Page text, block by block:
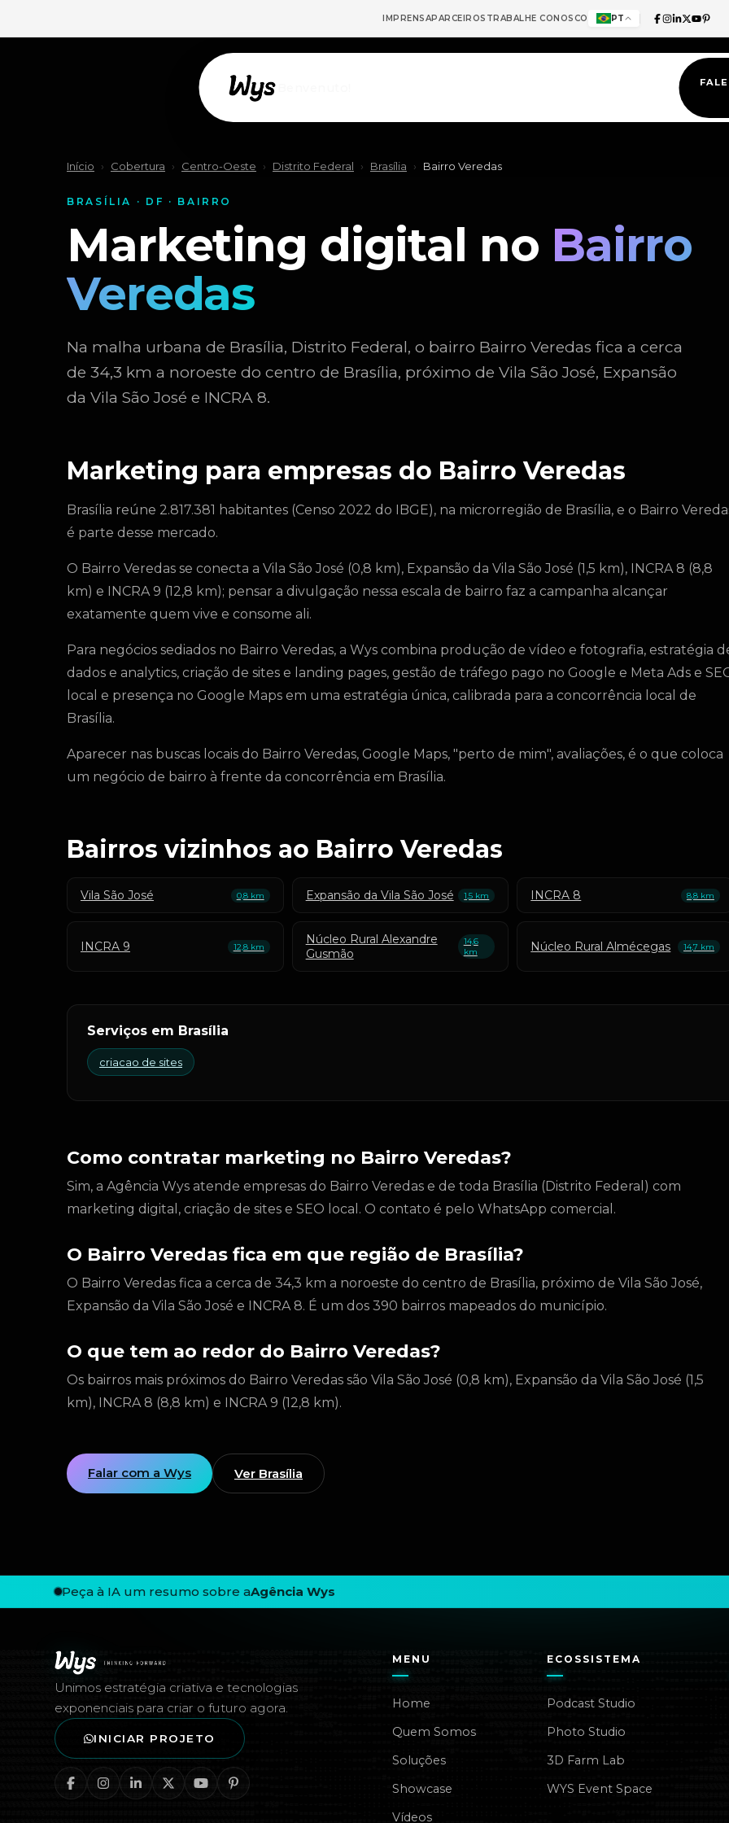
IMPRENSAPARCEIROS TRABALHE CONOSCO PT
Início › Cobertura › Centro-Oeste › Distrito Federal › Brasília › Bairro Veredas
BRASÍLIA · DF · BAIRRO
Marketing digital no Bairro
Veredas
Na malha urbana de Brasília, Distrito Federal, o bairro Bairro Veredas fica a cerca
de 34,3 km a noroeste do centro de Brasília, próximo de Vila São José, Expansão
da Vila São José e INCRA 8.
Marketing para empresas do Bairro Veredas
Brasília reúne 2.817.381 habitantes (Censo 2022 do IBGE), na microrregião de Brasília, e o Bairro
é parte desse mercado.
O Bairro Veredas se conecta a Vila São José (0,8 km), Expansão da Vila São José (1,5 km), INCRA 8 (8,8
km) e INCRA 9 (12,8 km); pensar a divulgação nessa escala de bairro faz a campanha alcançar
exatamente quem vive e consome ali.
Para negócios sediados no Bairro Veredas, a Wys combina produção de vídeo e fotografia, estratégia
dados e analytics, criação de sites e landing pages, gestão de tráfego pago no Google e Meta Ads e
local e presença no Google Maps em uma estratégia única, calibrada para a concorrência local de
Brasília.
Aparecer nas buscas locais do Bairro Veredas, Google Maps, "perto de mim", avaliações, é o que coloca
um negócio de bairro à frente da concorrência em Brasília.
Bairros vizinhos ao Bairro Veredas
Vila São José 0,8 km Expansão da Vila São José 1,5 km INCRA 8 8,8 km
INCRA 9 12,8 km
Núcleo Rural Alexandre
Gusmão
14,6
km
Núcleo Rural Almécegas 14,7 km
Serviços em Brasília
criacao de sites
Como contratar marketing no Bairro Veredas?
Sim, a Agência Wys atende empresas do Bairro Veredas e de toda Brasília (Distrito Federal) com
marketing digital, criação de sites e SEO local. O contato é pelo WhatsApp comercial.
O Bairro Veredas fica em que região de Brasília?
O Bairro Veredas fica a cerca de 34,3 km a noroeste do centro de Brasília, próximo de Vila São José,
Expansão da Vila São José e INCRA 8. É um dos 390 bairros mapeados do município.
O que tem ao redor do Bairro Veredas?
Os bairros mais próximos do Bairro Veredas são Vila São José (0,8 km), Expansão da Vila São José (1,5
km), INCRA 8 (8,8 km) e INCRA 9 (12,8 km).
Falar com a Wys Ver Brasília
Rodapé — Agência Wys
Peça à IA um resumo sobre aAgência Wys
Unimos estratégia criativa e tecnologias
exponenciais para criar o futuro agora.
INICIAR PROJETO
MENU
Home
Quem Somos
Soluções
Showcase
Vídeos
ECOSSISTEMA
Podcast Studio
Photo Studio
3D Farm Lab
WYS Event Space